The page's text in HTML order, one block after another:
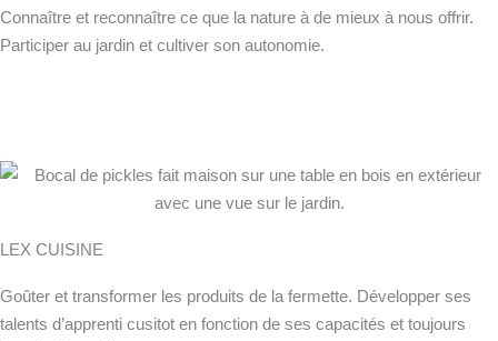
Connaître et reconnaître ce que la nature à de mieux à nous offrir.
Participer au jardin et cultiver son autonomie.
LEX CUISINE
Goûter et transformer les produits de la fermette. Développer ses
talents d’apprenti cusitot en fonction de ses capacités et toujours